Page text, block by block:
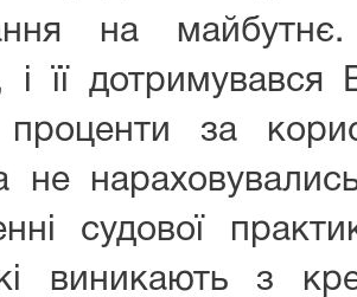
на
і її дотримувався
за
не
судової
виникають з